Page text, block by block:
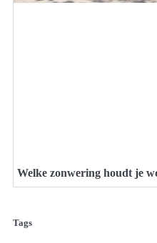
Welke zonwering houdt je
Tags